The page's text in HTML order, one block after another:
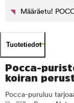
Määräetu!
Tuotetiedot
Pocca-
koiran
Pocca-puruluu